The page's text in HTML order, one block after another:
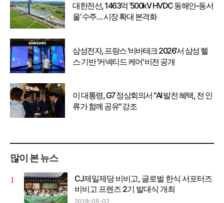
대한전선, 1463억 ‘500kV HVDC 동해안-동서
울’ 수주… 시장 확대 본격화
삼성전자, 프랑스 '비바테크 2026'서 삼성 헬
스 기반 '커넥티드 케어' 비전 공개
이 대통령, G7 정상회의서 "AI 발전 혜택, 전 인
류가 함께 공유" 강조
많이 본 뉴스
CJ제일제당 비비고, 글로벌 한식 서포터즈
비비고 프렌즈 2기 발대식 개최
2019-05-02